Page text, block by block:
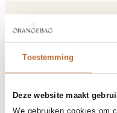
Toestemming
Deze website maakt
We gebruiken cookies om
Vandaag besteld,
Gratis bezorging
30 dagen bedenktijd
Materiaal en verzorging